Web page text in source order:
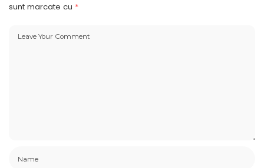
sunt marcate cu *